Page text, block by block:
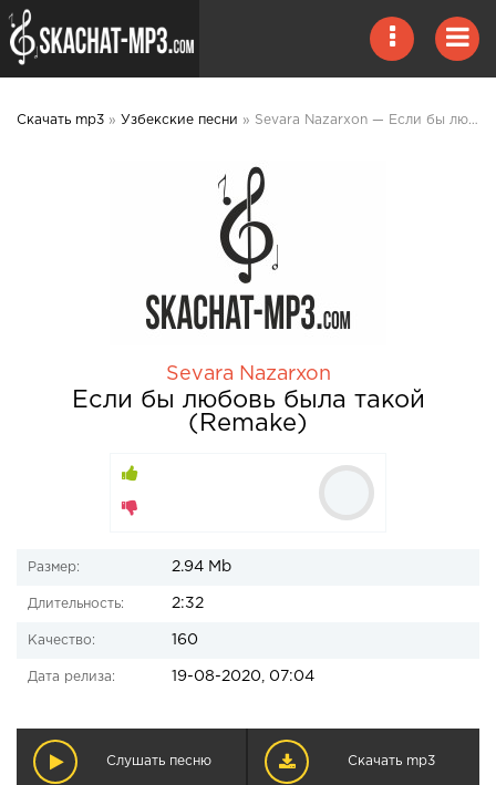
Скачать mp3 » Узбекские песни » Sevara Nazarxon — Если бы любовь была такой (Remake) mp3 скачать
Sevara Nazarxon
Если бы любовь была такой
(Remake)
Размер: 2.94 Mb
Длительность: 2:32
Качество: 160
Дата релиза: 19-08-2020, 07:04
Слушать песню Скачать mp3